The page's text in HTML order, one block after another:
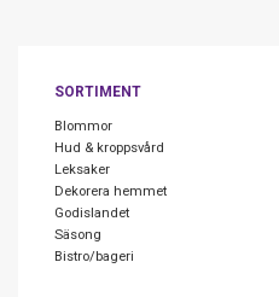
SORTIMENT
Blommor
Hud & kroppsvård
Leksaker
Dekorera hemmet
Godislandet
Säsong
Bistro/bageri